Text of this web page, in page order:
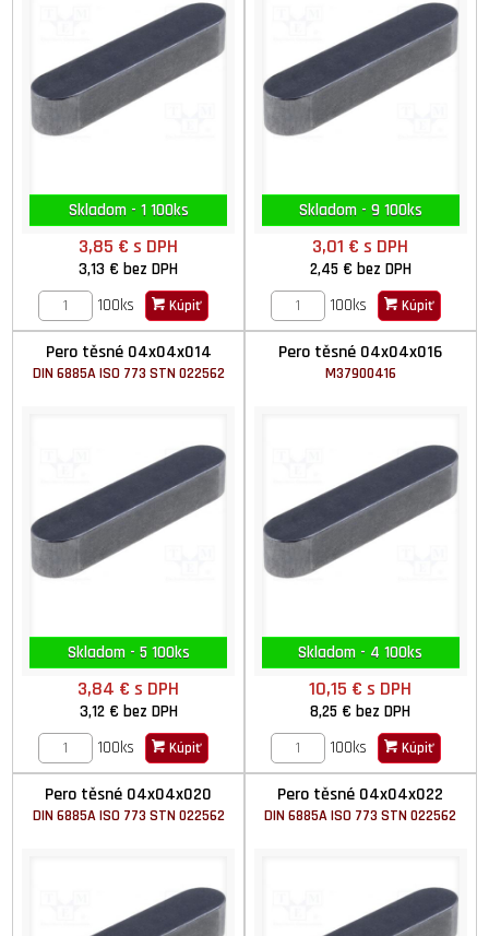
Skladom - 1 100ks
3,85 €s DPH
3,13 €bez DPH
100ks
Kúpiť
Skladom - 9 100ks
3,01 €s DPH
2,45 € bez DPH
100ks
Kúpiť
Pero těsné 04x04x014
DIN 6885A ISO 773 STN 022562
Skladom - 5 100ks
3,84 €s DPH
3,12 € bez DPH
100ks
Kúpiť
Pero těsné 04x04x016
M37900416
Skladom - 4 100ks
10,15 €s DPH
8,25 €bez DPH
100ks
Kúpiť
Pero těsné 04x04x020
DIN 6885A ISO 773 STN 022562
Pero těsné 04x04x022
DIN 6885A ISO 773 STN 022562